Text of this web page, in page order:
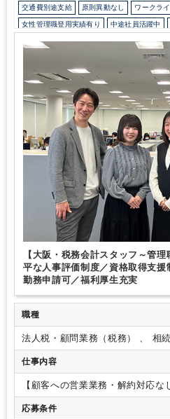
交通費別途支給 原則異動なし ワークラ
女性管理職登用実績有り 中途社員活躍中
駅から徒歩5分以内 オフィスカジュアルOK
研修・
育児・託児支援制度 土日祝休み 完全週
総合力（Big４～準大手） 顧客開拓にノウ
医療に強み 建設に強み 不動産に強み
芸能・芸術、クリエイティブ分野に強み
貿易に強み 接骨・整骨院に強み 製造に
【大阪・税務会計スタッフ～管
平な人事評価制度／資格取得支援
勤務申請可／福利厚生充実
職種
法人税・顧問業務（税務） 、 相続・事業承継（税務） 、 そ
の他（コンサルティング）
仕事内容
【顧客への営業業務・解約対応な
告補助や顧客先対応等、ご経験を
す。お客様は全国・業種も多岐に
応募条件